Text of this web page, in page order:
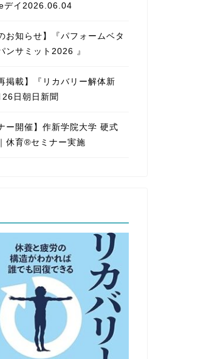
デイ2026.06.04
お知らせ】『パフォームベタ
ンサミット2026 』
掲載】『リカバリー解体新
日朝日新聞
ー開催】作新学院大学 硬式
休育®セミナー実施